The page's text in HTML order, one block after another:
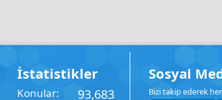
İstatistikler
Konular 93,683
Sosyal
Bizi takip ederek